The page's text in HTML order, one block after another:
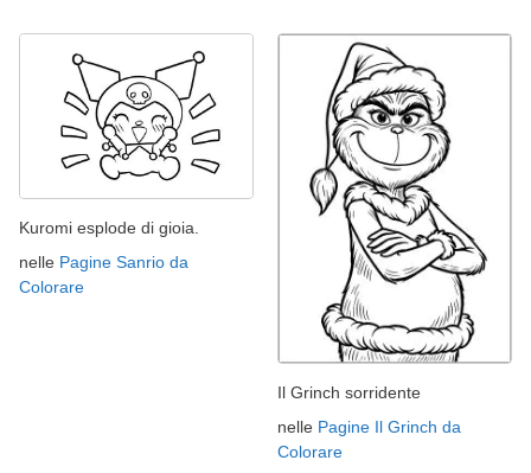
Kuromi esplode di gioia.
nelle Pagine Sanrio da
Colorare
Il Grinch sorridente
nelle Pagine Il Grinch da
Colorare